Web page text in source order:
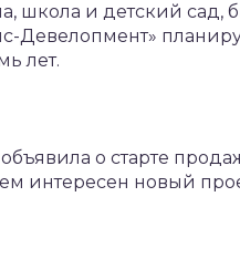
школа и детский сад,
Девелопмент»
лет.
о старте
интересен новый